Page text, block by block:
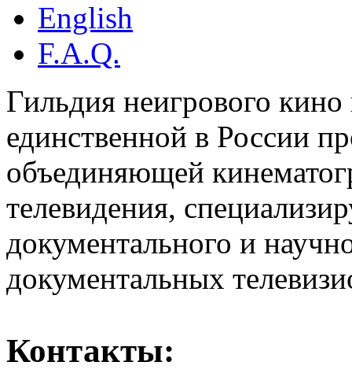
English
F.A.Q.
Гильдия неигрового кино
единственной в России
объединяющей
телевидения,
документального и
документальных
Контакты: